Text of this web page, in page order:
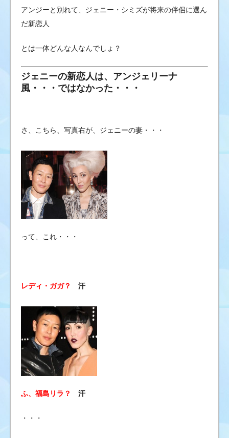
アンジーと別れて、ジェニー・シミズが将来の伴侶に選ん
だ新恋人
とは一体どんな人なんでしょ？
ジェニーの新恋人は、アンジェリーナ
風・・・ではなかった・・・
さ、こちら、写真右が、ジェニーの妻・・・
って、これ・・・
レディ・ガガ？ 汗
ふ、福島リラ？ 汗
・・・